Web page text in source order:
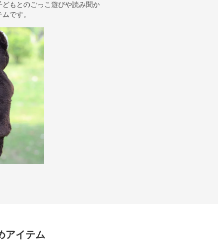
もとのごっこ遊びや読み聞か
です。
アイテム